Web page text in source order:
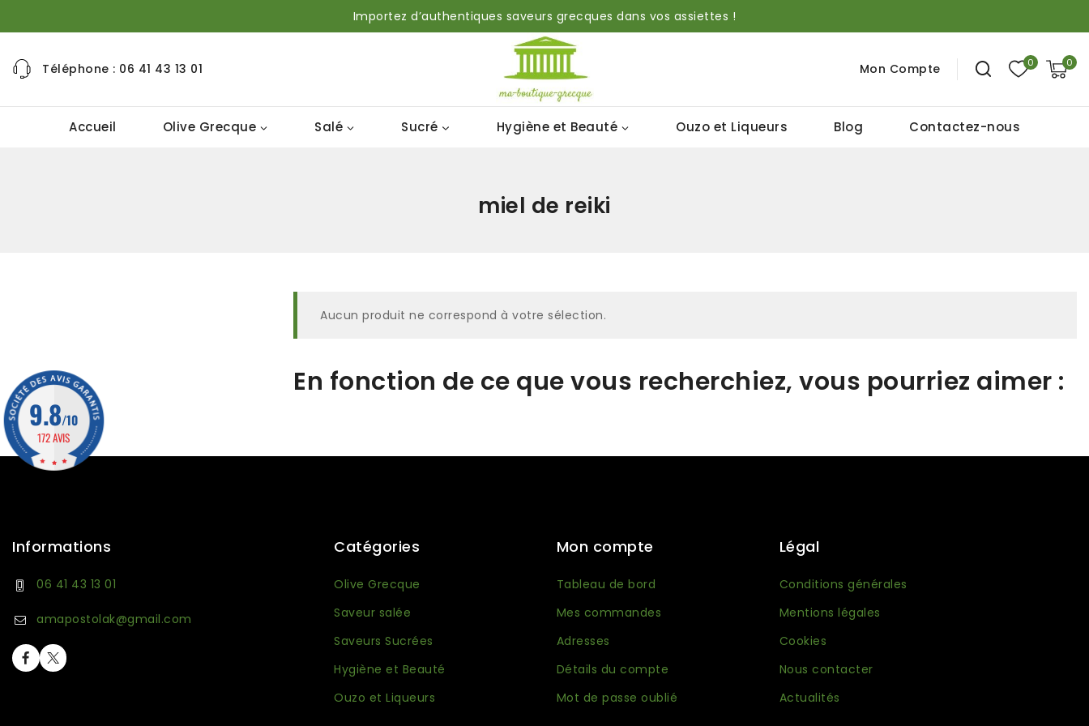
Importez d’authentiques saveurs grecques dans vos assiettes !
Téléphone : 06 41 43 13 01 Mon Compte 0 0
Accueil Olive Grecque Salé Sucré Hygiène et Beauté Ouzo et Liqueurs Blog Contactez-nous
miel de reiki
Aucun produit ne correspond à votre sélection.
En fonction de ce que vous recherchiez, vous pourriez aimer :
Informations
06 41 43 13 01
amapostolak@gmail.com
Catégories
Olive Grecque
Saveur salée
Saveurs Sucrées
Hygiène et Beauté
Ouzo et Liqueurs
Mon compte
Tableau de bord
Mes commandes
Adresses
Détails du compte
Mot de passe oublié
Légal
Conditions générales
Mentions légales
Cookies
Nous contacter
Actualités
9.8/10
172 AVIS